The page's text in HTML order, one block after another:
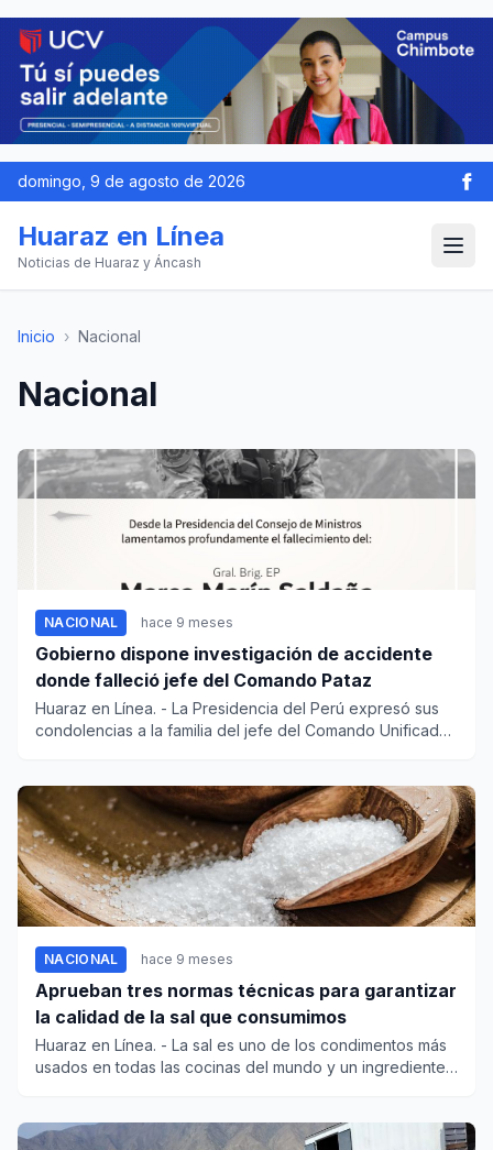
domingo, 9 de agosto de 2026
Huaraz en Línea
Noticias de Huaraz y Áncash
Inicio › Nacional
Nacional
NACIONAL hace 9 meses
Gobierno dispone investigación de accidente
donde falleció jefe del Comando Pataz
Huaraz en Línea. - La Presidencia del Perú expresó sus
condolencias a la familia del jefe del Comando Unificado
NACIONAL hace 9 meses
Aprueban tres normas técnicas para garantizar
la calidad de la sal que consumimos
Huaraz en Línea. - La sal es uno de los condimentos más
usados en todas las cocinas del mundo y un ingrediente